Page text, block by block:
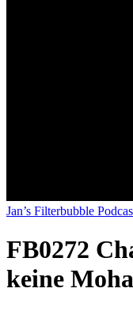
Jan’s Filterbubble
FB0272
keine